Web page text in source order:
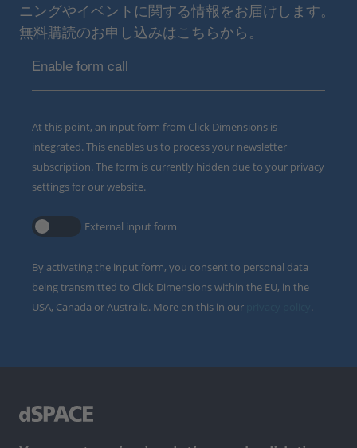
ニングやイベントに関する情報をお届けします。
無料購読のお申し込みはこちらから。
Enable form call
At this point, an input form from Click Dimensions is
integrated. This enables us to process your newsletter
subscription. The form is currently hidden due to your privacy
settings for our website.
External input form
By activating the input form, you consent to personal data
being transmitted to Click Dimensions within the EU, in the
USA, Canada or Australia. More on this in our
.